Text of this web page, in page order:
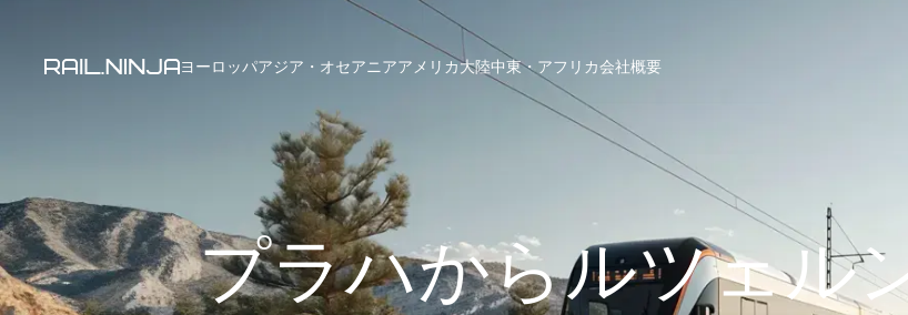
ヨーロッパアジア・オセアニアアメリカ大陸中東・アフリカ会社概要
プラハからルツェル